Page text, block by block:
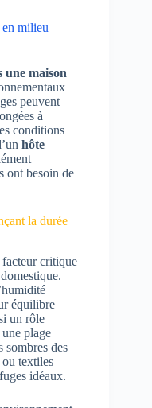
milieu
une maison
peuvent
à
conditions
hôte
ont besoin de
la durée
facteur critique
équilibre
un rôle
plage
sombres des
textiles
idéaux.